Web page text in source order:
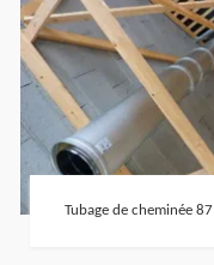
Tubage de cheminée 87